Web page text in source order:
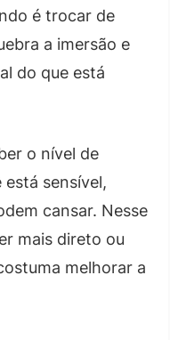
é trocar de
a imersão e
do que está
o nível de
sensível,
cansar. Nesse
mais direto ou
melhorar a